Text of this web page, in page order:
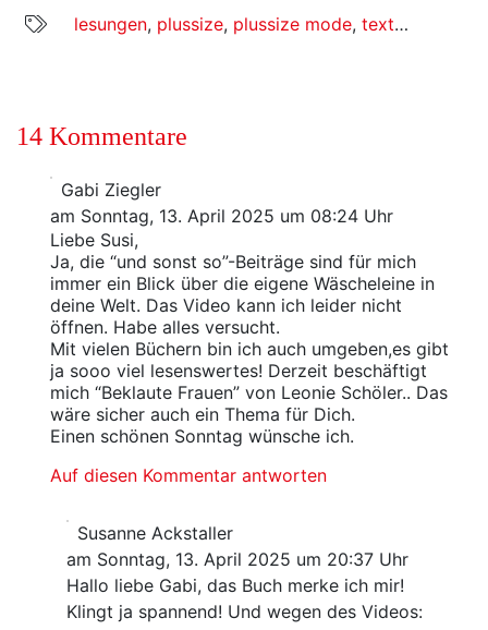
lesungen, plussize, plussize mode, texterella persönlich
14 Kommentare
Gabi Ziegler
am Sonntag, 13. April 2025 um 08:24 Uhr
Liebe Susi,
Ja, die “und sonst so”-Beiträge sind für mich
immer ein Blick über die eigene Wäscheleine in
deine Welt. Das Video kann ich leider nicht
öffnen. Habe alles versucht.
Mit vielen Büchern bin ich auch umgeben,es gibt
ja sooo viel lesenswertes! Derzeit beschäftigt
mich “Beklaute Frauen” von Leonie Schöler.. Das
wäre sicher auch ein Thema für Dich.
Einen schönen Sonntag wünsche ich.
Auf diesen Kommentar antworten
Susanne Ackstaller
am Sonntag, 13. April 2025 um 20:37 Uhr
Hallo liebe Gabi, das Buch merke ich mir!
Klingt ja spannend! Und wegen des Videos: